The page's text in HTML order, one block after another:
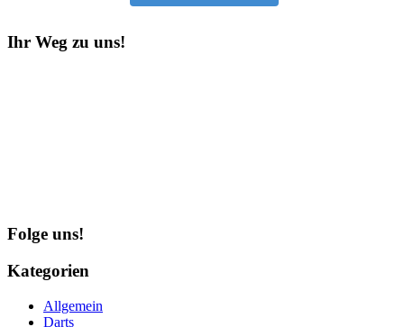
Ihr Weg zu uns!
Folge uns!
Kategorien
Allgemein
Darts